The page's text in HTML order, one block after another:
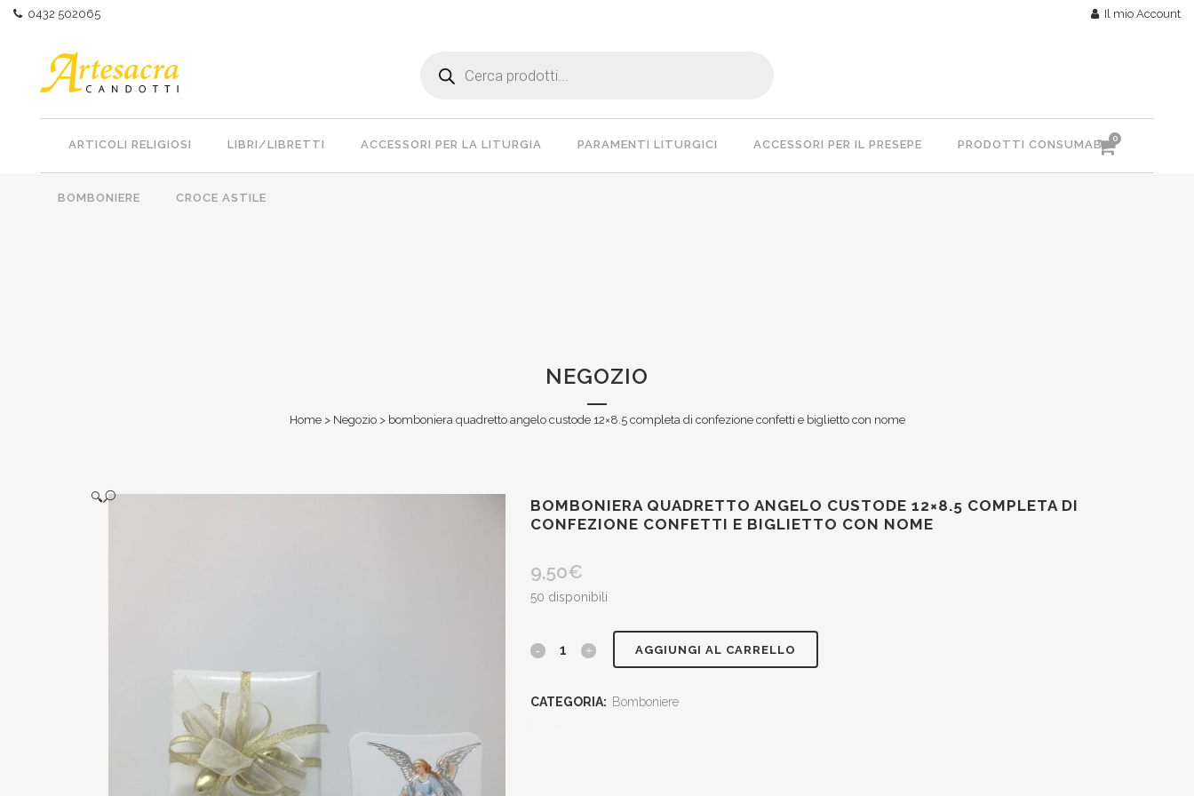
0432 502065 Il mio Account
search
ARTICOLI RELIGIOSI LIBRI/LIBRETTI ACCESSORI PER LA LITURGIA PARAMENTI LITURGICI ACCESSORI PER IL PRESEPE PRODOTTI CONSUMABILI
BOMBONIERE CROCE ASTILE
0
NEGOZIO
Home> Negozio> bomboniera quadretto angelo custode 12×8.5 completa di confezione confetti e biglietto con nome
🔍
BOMBONIERA QUADRETTO ANGELO CUSTODE 12×8.5 COMPLETA DI
CONFEZIONE CONFETTI E BIGLIETTO CON NOME
9,50€
50 disponibili
bomboniera AGGIUNGI AL CARRELLO
CATEGORIA: Bomboniere